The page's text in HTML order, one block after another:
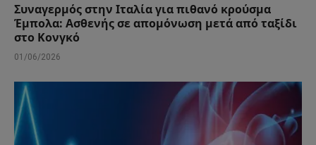
Συναγερμός στην Ιταλία για πιθανό κρούσμα
Έμπολα: Ασθενής σε απομόνωση μετά από ταξίδι
στο Κονγκό
01/06/2026